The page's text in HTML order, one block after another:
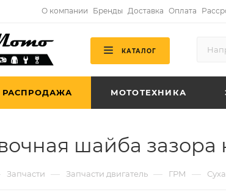
О компании Бренды Доставка Оплата
КАТАЛОГ
РАСПРОДАЖА МОТОТЕХНИКА
шайба зазора
Запчасти — Запчасти двигатель — ГРМ —